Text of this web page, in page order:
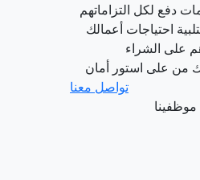
دفع لكل التزاماتهم
احتياجات أعمالك
على الشراء
من على استور أمان
تواصل معنا